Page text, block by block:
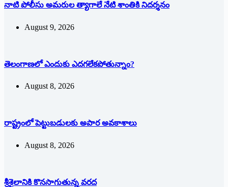
నాటి పోలీసు అమరుల త్యాగాలే నేటి శాంతికి నిదర్శనం
August 9, 2026
తెలంగాణలో ఎందుకు ఎదగలేకపోతున్నాం?
August 8, 2026
రాష్ట్రంలో పెట్టుబడులకు అపార అవకాశాలు
August 8, 2026
శ్రీశైలానికి కొనసాగుతున్న వరద